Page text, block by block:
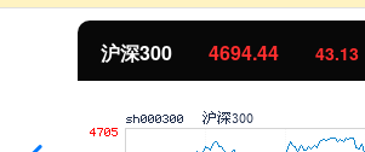
沪深300 4694.44 43.13